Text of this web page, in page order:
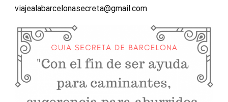
viajealabarcelonasecreta@gmail.com